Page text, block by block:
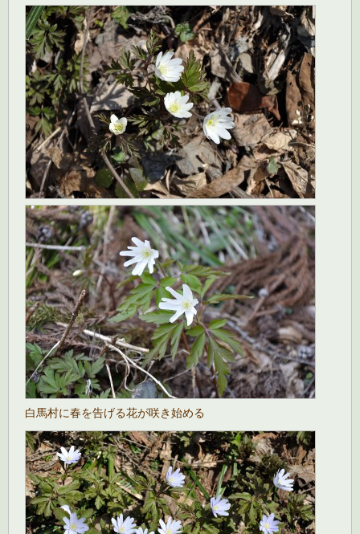
白馬村に春を告げる花が咲き始める